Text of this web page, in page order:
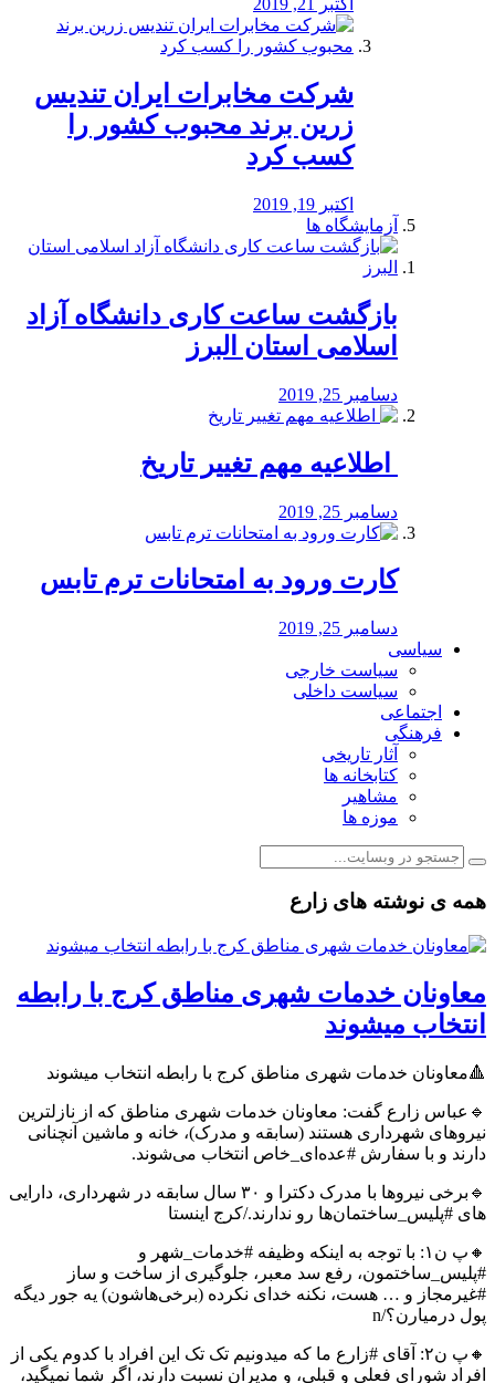
اکتبر 21, 2019
شرکت مخابرات ایران تندیس
زرین برند محبوب کشور را
کسب کرد
اکتبر 19, 2019
آزمایشگاه ها
بازگشت ساعت کاری دانشگاه آزاد
اسلامی استان البرز
دسامبر 25, 2019
️ اطلاعیه مهم تغییر تاریخ
دسامبر 25, 2019
کارت ورود به امتحانات ترم تابس
دسامبر 25, 2019
سیاسی
سیاست خارجی
سیاست داخلی
اجتماعی
فرهنگی
آثار تاریخی
کتابخانه ها
مشاهیر
موزه ها
همه ی نوشته های زارع
معاونان خدمات شهری مناطق کرج با رابطه
انتخاب میشوند
🔺معاونان خدمات شهری مناطق کرج با رابطه انتخاب میشوند
🔹عباس زارع گفت: معاونان خدمات شهری مناطق که از نازلترین
نیروهای شهرداری هستند (سابقه و مدرک)، خانه و ماشین آنچنانی
دارند و با سفارش #عده‌ای_خاص انتخاب می‌شوند.
🔹برخی نیروها با مدرک دکترا و ۳۰ سال سابقه در شهرداری، دارایی
های #پلیس_ساختمان‌ها رو ندارند./کرج اینستا
🔸پ ن۱: با توجه به اینکه وظیفه #خدمات_شهر و
#پلیس_ساختمون، رفع سد معبر، جلوگیری از ساخت و ساز
#غیرمجاز و … هست، نکنه خدای نکرده (برخی‌هاشون) یه جور دیگه
پول درمیارن؟/n
🔸پ ن۲: آقای #زارع ما که میدونیم تک تک این افراد با کدوم یکی از
افراد شورای فعلی و قبلی، و مدیران نسبت دارند، اگر شما نمیگید،